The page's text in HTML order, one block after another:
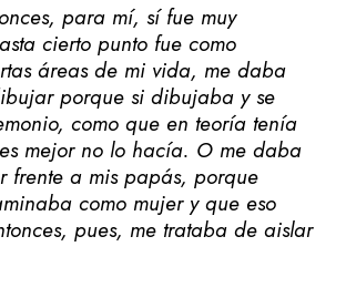
para mí, sí fue muy
cierto punto fue como
áreas de mi vida, me daba
porque si dibujaba y se
como que en teoría tenía
mejor no lo hacía. O me daba
frente a mis papás, porque
como mujer y que eso
pues, me trataba de aislar